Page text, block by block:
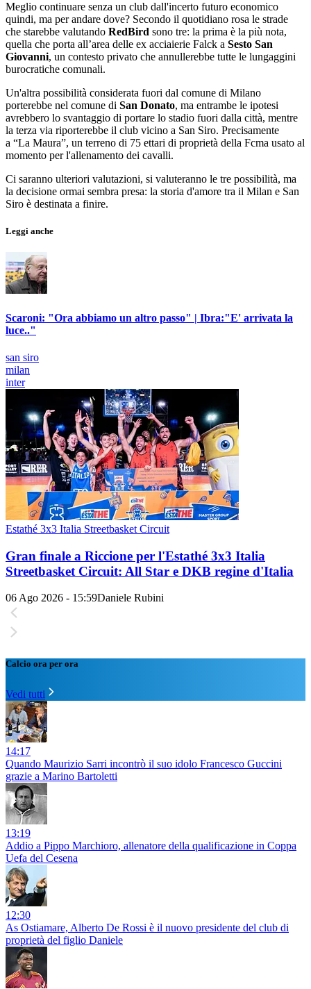
Meglio continuare senza un club dall'incerto futuro economico
quindi, ma per andare dove? Secondo il quotidiano rosa le strade
che starebbe valutando RedBird sono tre: la prima è la più nota,
quella che porta all’area delle ex acciaierie Falck a Sesto San
Giovanni, un contesto privato che annullerebbe tutte le lungaggini
burocratiche comunali.
Un'altra possibilità considerata fuori dal comune di Milano
porterebbe nel comune di San Donato, ma entrambe le ipotesi
avrebbero lo svantaggio di portare lo stadio fuori dalla città, mentre
la terza via riporterebbe il club vicino a San Siro. Precisamente
a “La Maura”, un terreno di 75 ettari di proprietà della Fcma usato al
momento per l'allenamento dei cavalli.
Ci saranno ulteriori valutazioni, si valuteranno le tre possibilità, ma
la decisione ormai sembra presa: la storia d'amore tra il Milan e San
Siro è destinata a finire.
Leggi anche
Scaroni: "Ora abbiamo un altro passo" | Ibra:"E' arrivata la
luce.."
san siro
milan
inter
Estathé 3x3 Italia Streetbasket Circuit
Gran finale a Riccione per l'Estathé 3x3 Italia
Streetbasket Circuit: All Star e DKB regine d'Italia
06 Ago 2026 - 15:59Daniele Rubini
Calcio ora per ora
Vedi tutti
14:17
Quando Maurizio Sarri incontrò il suo idolo Francesco Guccini
grazie a Marino Bartoletti
13:19
Addio a Pippo Marchioro, allenatore della qualificazione in Coppa
Uefa del Cesena
12:30
As Ostiamare, Alberto De Rossi è il nuovo presidente del club di
proprietà del figlio Daniele